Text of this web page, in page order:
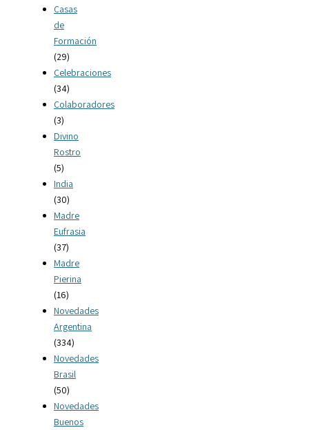
Casas
de
Formación
(29)
Celebraciones
(34)
Colaboradores
(3)
Divino
Rostro
(5)
India
(30)
Madre
Eufrasia
(37)
Madre
Pierina
(16)
Novedades
Argentina
(334)
Novedades
Brasil
(50)
Novedades
Buenos